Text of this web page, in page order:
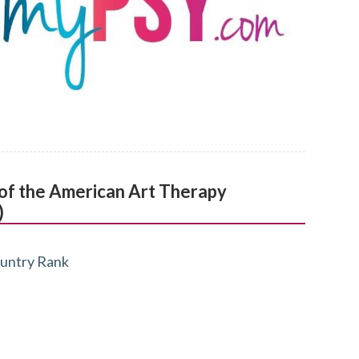
the American Art Therapy